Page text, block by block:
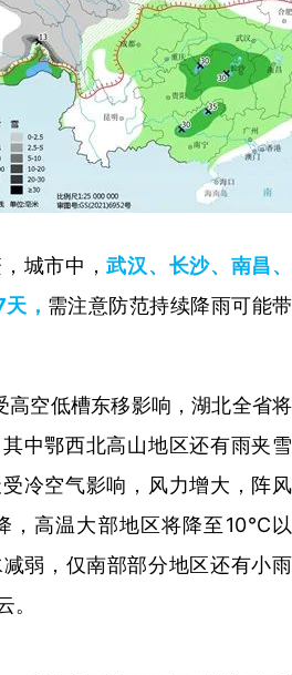
城市中，武汉、长沙、南昌、
， 需注意防范持续降雨可能带
高空低槽东移影响，湖北全省将
中鄂西北高山地区还有雨夹雪
受冷空气影响， 风力增大，阵风
，高温大部地区将降至10℃以
弱， 仅南部部分地区还有小雨
。